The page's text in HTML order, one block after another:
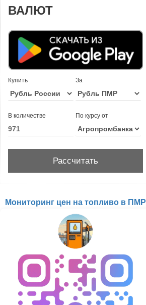
ВАЛЮТ
Купить За
В количестве По курсу от
Мониторинг цен на топливо в ПМР